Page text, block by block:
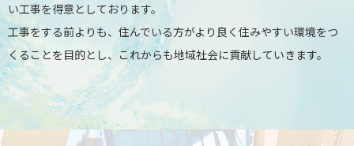
い工事を得意としております。
工事をする前よりも、住んでいる方がより良く住みやすい環境をつ
くることを目的とし、これからも地域社会に貢献していきます。